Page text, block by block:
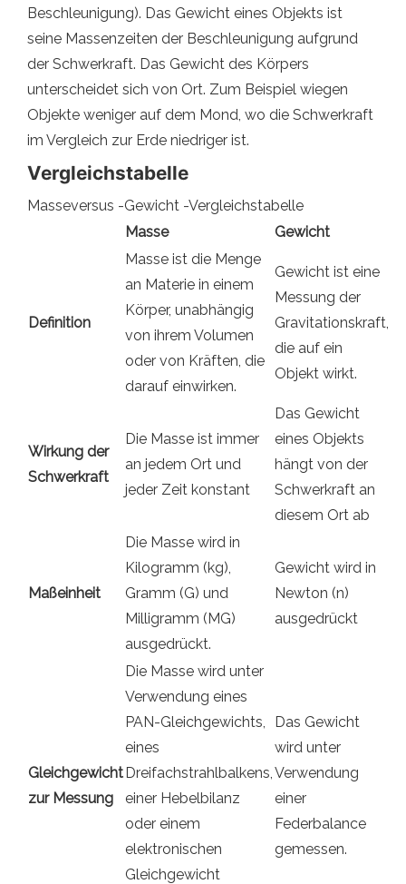
Beschleunigung). Das Gewicht eines Objekts ist
seine Massenzeiten der Beschleunigung aufgrund
der Schwerkraft. Das Gewicht des Körpers
unterscheidet sich von Ort. Zum Beispiel wiegen
Objekte weniger auf dem Mond, wo die Schwerkraft
im Vergleich zur Erde niedriger ist.
Vergleichstabelle
Masseversus -Gewicht -Vergleichstabelle
Masse
Gewicht
Definition
Masse ist die Menge
an Materie in einem
Körper, unabhängig
von ihrem Volumen
oder von Kräften, die
darauf einwirken.
Gewicht ist eine
Messung der
Gravitationskraft,
die auf ein
Objekt wirkt.
Wirkung der
Schwerkraft
Die Masse ist immer
an jedem Ort und
jeder Zeit konstant
Das Gewicht
eines Objekts
hängt von der
Schwerkraft an
diesem Ort ab
Maßeinheit
Die Masse wird in
Kilogramm (kg),
Gramm (G) und
Milligramm (MG)
ausgedrückt.
Gewicht wird in
Newton (n)
ausgedrückt
Gleichgewicht
zur Messung
Die Masse wird unter
Verwendung eines
PAN-Gleichgewichts,
eines
Dreifachstrahlbalkens,
einer Hebelbilanz
oder einem
elektronischen
Gleichgewicht
Das Gewicht
wird unter
Verwendung
einer
Federbalance
gemessen.